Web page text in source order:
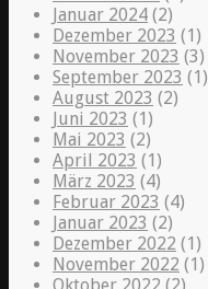
Januar 2024 (2)
Dezember 2023 (1)
November 2023 (3)
September 2023 (1)
August 2023 (2)
Juni 2023 (1)
Mai 2023 (2)
April 2023 (1)
März 2023 (4)
Februar 2023 (4)
Januar 2023 (2)
Dezember 2022 (1)
November 2022 (1)